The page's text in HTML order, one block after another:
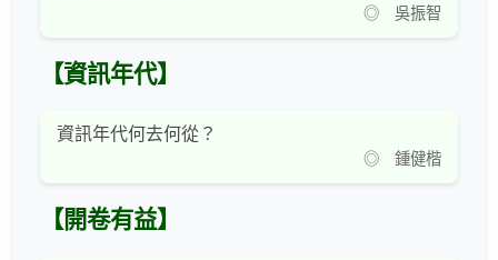
◎ 吳振智
【資訊年代】
資訊年代何去何從？
◎ 鍾健楷
【開卷有益】